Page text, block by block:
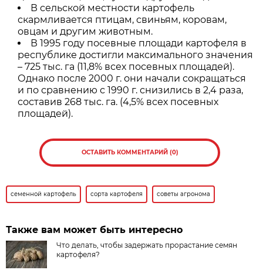
В сельской местности картофель
скармливается птицам, свиньям, коровам,
овцам и другим животным.
В 1995 году посевные площади картофеля в
республике достигли максимального значения
– 725 тыс. га (11,8% всех посевных площадей).
Однако после 2000 г. они начали сокращаться
и по сравнению с 1990 г. снизились в 2,4 раза,
составив 268 тыс. га. (4,5% всех посевных
площадей).
ОСТАВИТЬ КОММЕНТАРИЙ (0)
семенной картофель сорта картофеля советы агронома
Также вам может быть интересно
Что делать, чтобы задержать прорастание семян
картофеля?